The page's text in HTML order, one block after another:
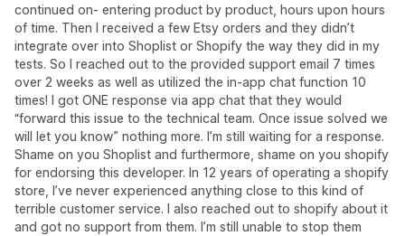
continued on- entering product by product, hours upon hours
of time. Then I received a few Etsy orders and they didn’t
integrate over into Shoplist or Shopify the way they did in my
tests. So I reached out to the provided support email 7 times
over 2 weeks as well as utilized the in-app chat function 10
times! I got ONE response via app chat that they would
“forward this issue to the technical team. Once issue solved we
will let you know” nothing more. I’m still waiting for a response.
Shame on you Shoplist and furthermore, shame on you shopify
for endorsing this developer. In 12 years of operating a shopify
store, I’ve never experienced anything close to this kind of
terrible customer service. I also reached out to shopify about it
and got no support from them. I’m still unable to stop them